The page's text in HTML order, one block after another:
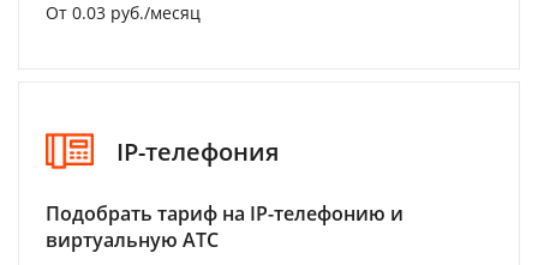
От 0.03 руб./месяц
IP-телефония
Подобрать тариф на IP-телефонию и
виртуальную АТС